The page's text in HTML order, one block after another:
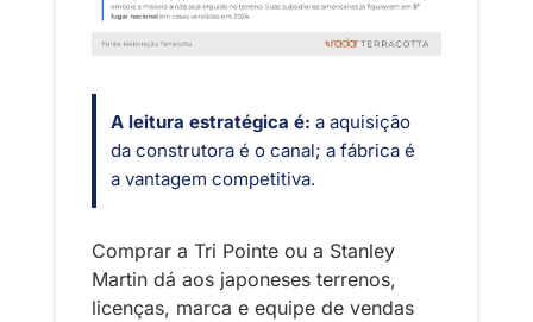
A leitura estratégica é: a aquisição
da construtora é o canal; a fábrica é
a vantagem competitiva.
Comprar a Tri Pointe ou a Stanley
Martin dá aos japoneses terrenos,
licenças, marca e equipe de vendas